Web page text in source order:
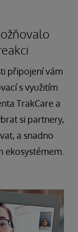
připojení vám
s využitím
TrakCare a
si partnery,
a snadno
ekosystémem.